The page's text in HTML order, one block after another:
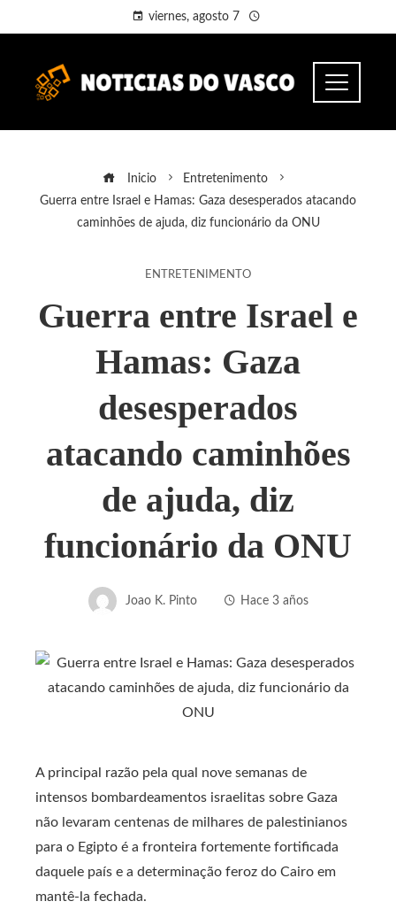
viernes, agosto 7
Inicio
Entretenimento
Guerra entre Israel e Hamas: Gaza desesperados atacando
caminhões de ajuda, diz funcionário da ONU
ENTRETENIMENTO
Guerra entre Israel e
Hamas: Gaza
desesperados
atacando caminhões
de ajuda, diz
funcionário da ONU
Joao K. Pinto Hace 3 años
A principal razão pela qual nove semanas de
intensos bombardeamentos israelitas sobre Gaza
não levaram centenas de milhares de palestinianos
para o Egipto é a fronteira fortemente fortificada
daquele país e a determinação feroz do Cairo em
mantê-la fechada.